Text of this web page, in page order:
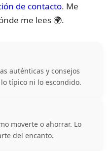
de contacto. Me
me lees 🌍.
auténticas y consejos
típico ni lo escondido.
moverte o ahorrar. Lo
del encanto.